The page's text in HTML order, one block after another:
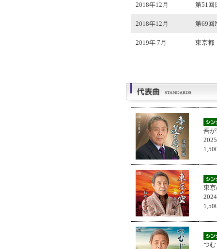
2018年12月 第51回
2018年12月 第69回
2019年 7月 東京都
吾
東
つ